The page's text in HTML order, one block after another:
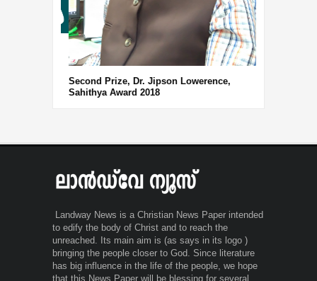
Second Prize, Dr. Jipson Lowerence,
Sahithya Award 2018
Landway News is a Christian News Paper intended
to edify the body of Christ and to reach the
unreached. Its main aim is (as says in its logo )
bringing the people closer to God. Since literature
has big influence in the life of the people, we hope
that this News Paper will be blessing for several